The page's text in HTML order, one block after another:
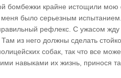
бомбежки крайне истощили
меня было серьезным
рефлекс. С ужасом
из него должны сделать
собак, так что все
навыками их жизнь, принося